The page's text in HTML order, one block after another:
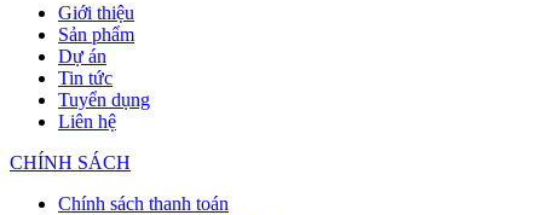
Giới thiệu
Sản phẩm
Dự án
Tin tức
Tuyển dụng
Liên hệ
CHÍNH SÁCH
Chính sách thanh toán